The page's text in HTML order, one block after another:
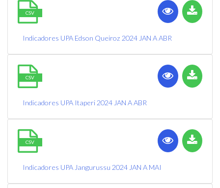
CSV
Indicadores UPA Edson Queiroz 2024 JAN A ABR
CSV
Indicadores UPA Itaperi 2024 JAN A ABR
CSV
Indicadores UPA Jangurussu 2024 JAN A MAI